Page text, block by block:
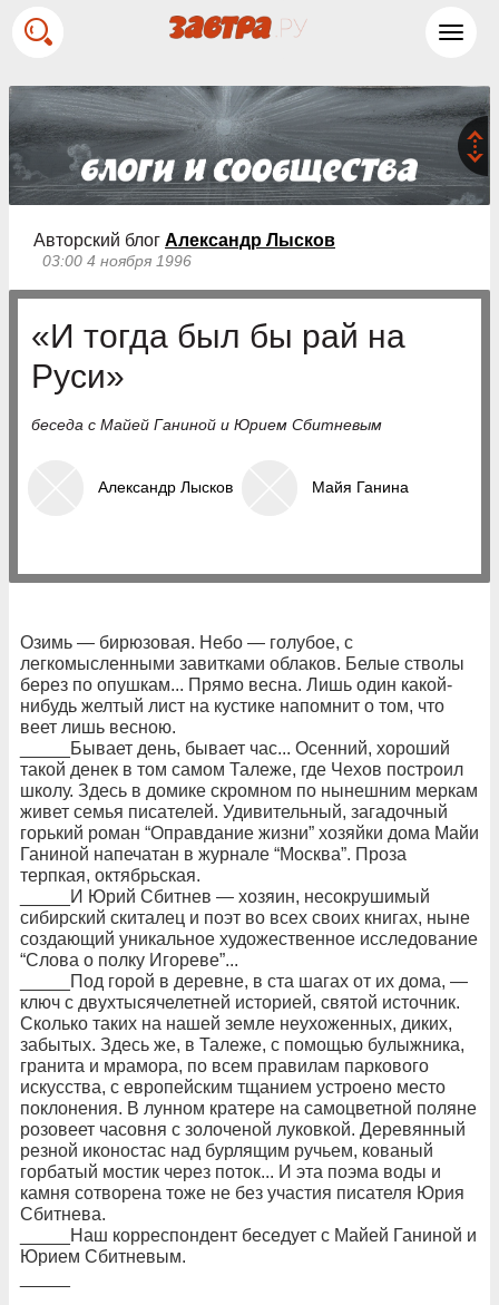
Авторский блог Александр Лысков
03:00 4 ноября 1996
«И тогда был бы рай на
Руси»
беседа с Майей Ганиной и Юрием Сбитневым
Александр Лысков Майя Ганина
Озимь — бирюзовая. Небо — голубое, с
легкомысленными завитками облаков. Белые стволы
берез по опушкам... Прямо весна. Лишь один какой-
нибудь желтый лист на кустике напомнит о том, что
веет лишь весною.
_____Бывает день, бывает час... Осенний, хороший
такой денек в том самом Талеже, где Чехов построил
школу. Здесь в домике скромном по нынешним меркам
живет семья писателей. Удивительный, загадочный
горький роман “Оправдание жизни” хозяйки дома Майи
Ганиной напечатан в журнале “Москва”. Проза
терпкая, октябрьская.
_____И Юрий Сбитнев — хозяин, несокрушимый
сибирский скиталец и поэт во всех своих книгах, ныне
создающий уникальное художественное исследование
“Слова о полку Игореве”...
_____Под горой в деревне, в ста шагах от их дома, —
ключ с двухтысячелетней историей, святой источник.
Сколько таких на нашей земле неухоженных, диких,
забытых. Здесь же, в Талеже, с помощью булыжника,
гранита и мрамора, по всем правилам паркового
искусства, с европейским тщанием устроено место
поклонения. В лунном кратере на самоцветной поляне
розовеет часовня с золоченой луковкой. Деревянный
резной иконостас над бурлящим ручьем, кованый
горбатый мостик через поток... И эта поэма воды и
камня сотворена тоже не без участия писателя Юрия
Сбитнева.
_____Наш корреспондент беседует с Майей Ганиной и
Юрием Сбитневым.